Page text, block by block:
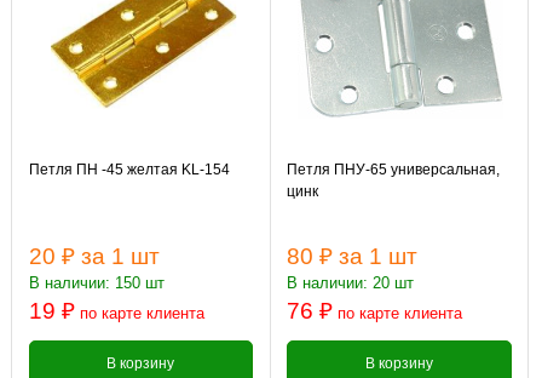
Петля ПН -45 желтая KL-154
20 ₽ за 1 шт
В наличии: 150 шт
19 ₽ по карте клиента
В корзину
Петля ПНУ-65 универсальная,
цинк
80 ₽ за 1 шт
В наличии: 20 шт
76 ₽ по карте клиента
В корзину